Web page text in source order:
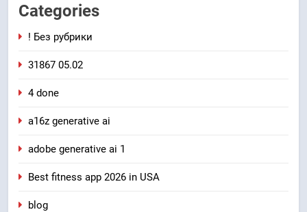
Categories
! Без рубрики
31867 05.02
4 done
a16z generative ai
adobe generative ai 1
Best fitness app 2026 in USA
blog